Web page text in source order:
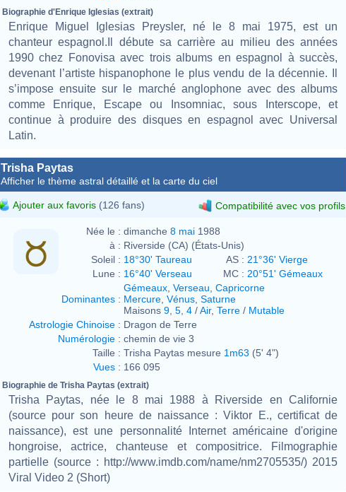
Biographie d'Enrique Iglesias (extrait)
Enrique Miguel Iglesias Preysler, né le 8 mai 1975, est un
chanteur espagnol.Il débute sa carrière au milieu des années
1990 chez Fonovisa avec trois albums en espagnol à succès,
devenant l’artiste hispanophone le plus vendu de la décennie. Il
s’impose ensuite sur le marché anglophone avec des albums
comme Enrique, Escape ou Insomniac, sous Interscope, et
continue à produire des disques en espagnol avec Universal
Latin.
Trisha Paytas
Afficher le thème astral détaillé et la carte du ciel
Ajouter aux favoris (126 fans) Compatibilité avec vos profils
Née le : dimanche 8 mai 1988
à : Riverside (CA) (États-Unis)
Soleil : 18°30' Taureau AS : 21°36' Vierge
Lune : 16°40' Verseau MC : 20°51' Gémeaux
Dominantes :
Gémeaux Verseau Capricorne
Mercure Vénus Saturne
Maisons 9 5 4 /Air, Terre / Mutable
Astrologie Chinoise : Dragon de Terre
Numérologie : chemin de vie 3
Taille : Trisha Paytas mesure 1m63 (5' 4")
Vues : 166 095
Biographie de Trisha Paytas (extrait)
Trisha Paytas, née le 8 mai 1988 à Riverside en Californie
(source pour son heure de naissance : Viktor E., certificat de
naissance), est une personnalité Internet américaine d'origine
hongroise, actrice, chanteuse et compositrice. Filmographie
partielle (source : http://www.imdb.com/name/nm2705535/) 2015
Viral Video 2 (Short)